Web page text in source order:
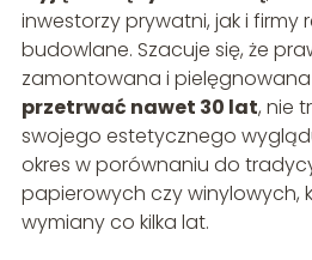
inwestorzy prywatni, jak i
budowlane. Szacuje się, że
zamontowana i
przetrwać nawet 30 lat, nie
swojego estetycznego
okres w porównaniu do
papierowych czy winylowych,
wymiany co kilka lat.